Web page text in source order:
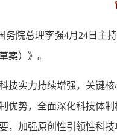
务院总理李强4月24日主
案）》。
技实力持续增强，关键
优势，全面深化科技体
，加强原创性引领性科